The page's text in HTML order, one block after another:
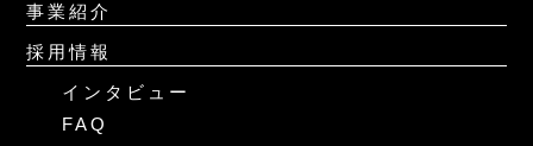
事業紹介
採用情報
インタビュー
FAQ